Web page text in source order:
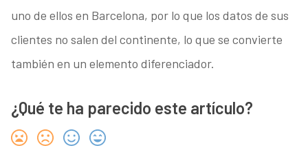
uno de ellos en Barcelona, por lo que los datos de sus
clientes no salen del continente, lo que se convierte
también en un elemento diferenciador.
¿Qué te ha parecido este artículo?